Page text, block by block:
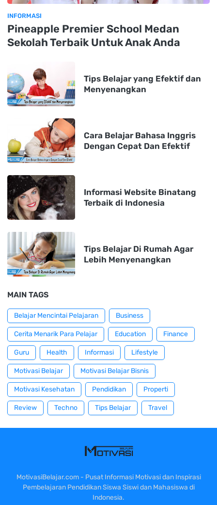
INFORMASI
Pineapple Premier School Medan
Sekolah Terbaik Untuk Anak Anda
Tips Belajar yang Efektif dan
Menyenangkan
Cara Belajar Bahasa Inggris
Dengan Cepat Dan Efektif
Informasi Website Binatang
Terbaik di Indonesia
Tips Belajar Di Rumah Agar
Lebih Menyenangkan
MAIN TAGS
Belajar Mencintai Pelajaran Business
Cerita Menarik Para Pelajar Education Finance
Guru Health Informasi Lifestyle
Motivasi Belajar Motivasi Belajar Bisnis
Motivasi Kesehatan Pendidikan Properti
Review Techno Tips Belajar Travel
MotivasiBelajar.com - Pusat Informasi Motivasi dan Inspirasi
Pembelajaran Pendidikan Siswa Siswi dan Mahasiswa di
Indonesia.